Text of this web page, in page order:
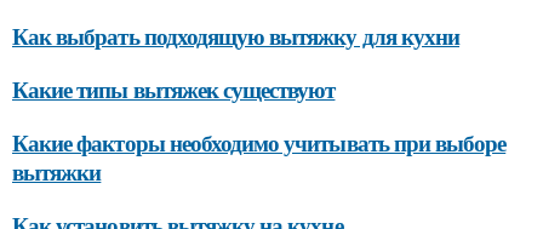
Как выбрать подходящую вытяжку для кухни
Какие типы вытяжек существуют
Какие факторы необходимо учитывать при выборе
вытяжки